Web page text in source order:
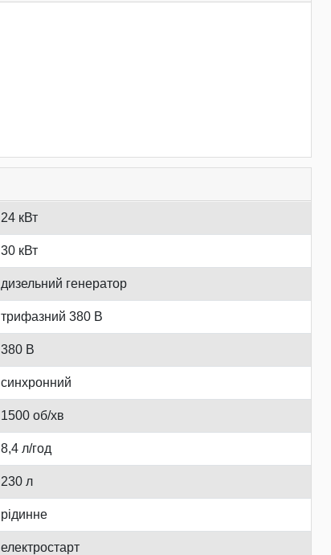
24 кВт
30 кВт
дизельний генератор
трифазний 380 В
380 В
синхронний
1500 об/хв
8,4 л/год
230 л
рідинне
електростарт